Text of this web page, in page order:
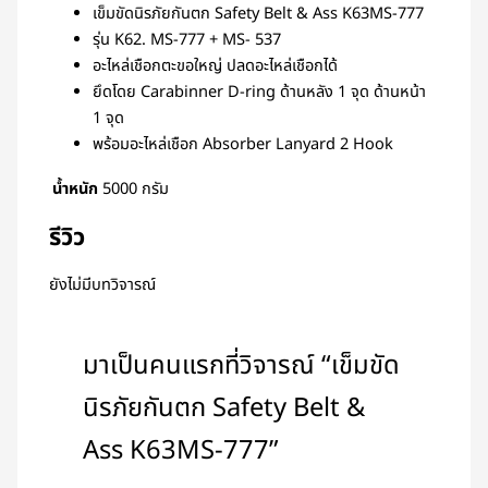
เข็มขัดนิรภัยกันตก Safety Belt & Ass K63MS-777
รุ่น K62. MS-777 + MS- 537
อะไหล่เชือกตะขอใหญ่ ปลดอะไหล่เชือกได้
ยึดโดย Carabinner D-ring ด้านหลัง 1 จุด ด้านหน้า
1 จุด
พร้อมอะไหล่เชือก Absorber Lanyard 2 Hook
น้ำหนัก 5000 กรัม
รีวิว
ยังไม่มีบทวิจารณ์
มาเป็นคนแรกที่วิจารณ์ “เข็มขัด
นิรภัยกันตก Safety Belt &
Ass K63MS-777”